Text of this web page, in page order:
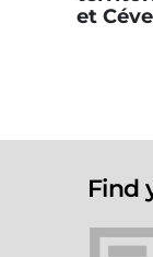
et
Find